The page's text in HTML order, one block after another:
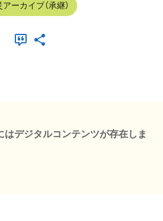
ーカイブ（承継）
はデジタルコンテンツが存在しま